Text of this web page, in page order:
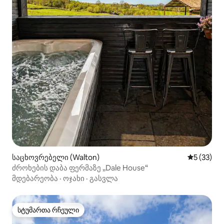
საცხოვრებელი (Walton) საშუალო
5 (33)
ძროხების დაბა ფერმაზე „Dale House“
მდებარეობა · ოჯახი · გასვლა
სტუმართა რჩეული
სტუმართა რჩეული